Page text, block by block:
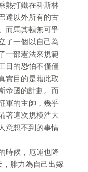
熱打鐵在科斯林
達以外所有的古
而馬其頓無可爭
了一個以自己為
一部憲法來規範
目的恐怕不僅僅
實目的是藉此取
帝國的計劃。而
軍的主帥，幾乎
著這次規模浩大
意想不到的事情…
時候，厄運也降
腓力為自己出嫁